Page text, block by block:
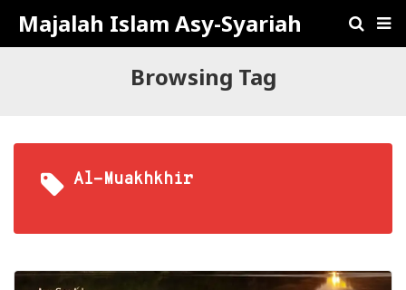
Majalah Islam Asy-Syariah
Browsing Tag
Al-Muakhkhir